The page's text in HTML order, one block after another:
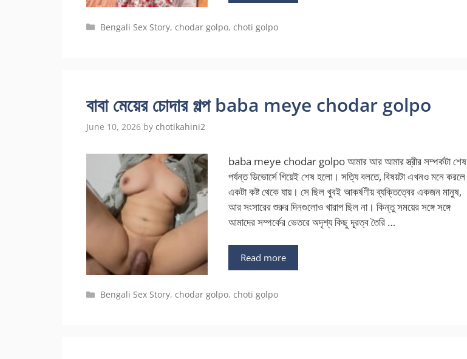
Categories
Bengali Sex Story,chodar golpo,choti golpo
বাবা মেয়ের চোদার গল্প baba meye chodar golpo
June 10, 2026 by chotikahini2
baba meye chodar golpo আমার আর আমার স্ত্রীর সম্পর্কটা শেষ
পর্যন্ত ডিভোর্সে গিয়েই শেষ হলো। সত্যি বলতে, বিষয়টা এখনও মনে করলে
একটা কষ্ট থেকে যায়। সে ছিল খুবই আকর্ষণীয় ব্যক্তিত্বের একজন মানুষ,
আর সংসারের শুরুর দিনগুলোও খারাপ ছিল না। কিন্তু সময়ের সঙ্গে সঙ্গে
আমাদের সম্পর্কের ভেতরে অদৃশ্য কিছু দূরত্ব তৈরি …
Read more
Categories
Bengali Sex Story,chodar golpo,choti golpo